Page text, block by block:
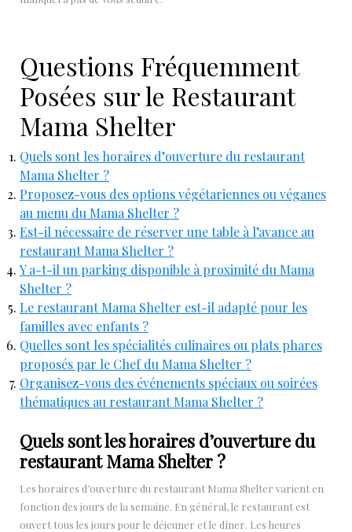
Questions Fréquemment
Posées sur le Restaurant
Mama Shelter
Quels sont les horaires d’ouverture du restaurant
Mama Shelter ?
Proposez-vous des options végétariennes ou véganes
au menu du Mama Shelter ?
Est-il nécessaire de réserver une table à l’avance au
restaurant Mama Shelter ?
Y a-t-il un parking disponible à proximité du Mama
Shelter ?
Le restaurant Mama Shelter est-il adapté pour les
familles avec enfants ?
Quelles sont les spécialités culinaires ou plats phares
proposés par le Chef du Mama Shelter ?
Organisez-vous des événements spéciaux ou soirées
thématiques au restaurant Mama Shelter ?
Quels sont les horaires d’ouverture du
restaurant Mama Shelter ?
Les horaires d’ouverture du restaurant Mama Shelter varient en
fonction des jours de la semaine. En général, le restaurant est
ouvert tous les jours pour le déjeuner et le dîner. Les heures